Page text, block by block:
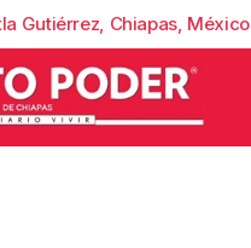
Gutiérrez, Chiapas, México